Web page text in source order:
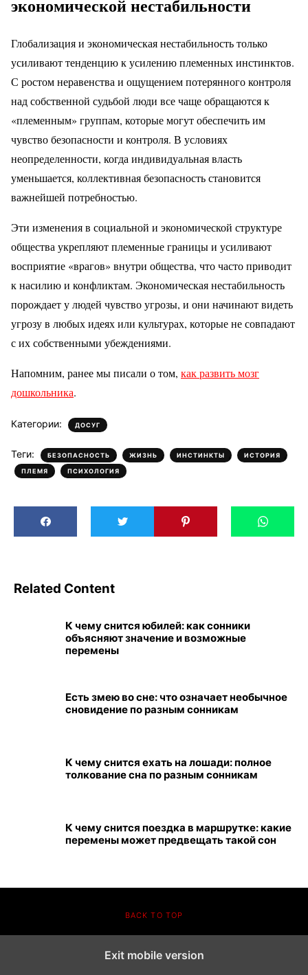
экономической нестабильности
Глобализация и экономическая нестабильность только
усиливают тенденцию к усилению племенных инстинктов.
С ростом неравенства и ощущением потерянного контроля
над собственной судьбой люди все чаще обращаются к
«племенным» группам, которые могут обеспечить им
чувство безопасности и контроля. В условиях
неопределенности, когда индивидуальная власть
уменьшается, коллективная безопасность становится
важнейшей потребностью.
Эти изменения в социальной и экономической структуре
общества укрепляют племенные границы и усиливают
восприятие «врагов» внутри общества, что часто приводит
к насилию и конфликтам. Экономическая нестабильность
порождает у людей чувство угрозы, и они начинают видеть
угрозу в любых идеях или культурах, которые не совпадают
с их собственными убеждениями.
Напомним, ранее мы писали о том, как развить мозг
дошкольника.
Категории: ДОСУГ
Теги: БЕЗОПАСНОСТЬ , ЖИЗНЬ , ИНСТИНКТЫ , ИСТОРИЯ ,
ПЛЕМЯ , ПСИХОЛОГИЯ
Related Content
К чему снится юбилей: как сонники
объясняют значение и возможные
перемены
Есть змею во сне: что означает необычное
сновидение по разным сонникам
К чему снится ехать на лошади: полное
толкование сна по разным сонникам
К чему снится поездка в маршрутке: какие
перемены может предвещать такой сон
BACK TO TOP
Exit mobile version